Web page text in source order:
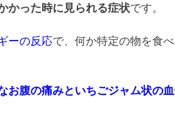
かった時に見られる症状です。
ーの反応で、何か特定の物を食べ
お腹の痛みといちごジャム状の